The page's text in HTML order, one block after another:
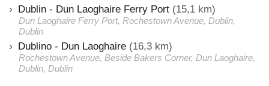
Dublin - Dun Laoghaire Ferry Port (15,1 km)
Dun Laoghaire Ferry Port, Rochestown Avenue, Dublin,
Dublin
Dublino - Dun Laoghaire (16,3 km)
Rochestown Avenue, Beside Bakers Corner, Dun Laoghaire,
Dublin, Dublin